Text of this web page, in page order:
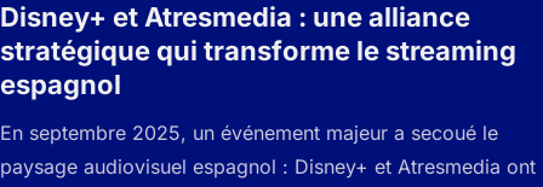
Disney+ et Atresmedia : une alliance
stratégique qui transforme le streaming
espagnol
En septembre 2025, un événement majeur a secoué le
paysage audiovisuel espagnol : Disney+ et Atresmedia ont